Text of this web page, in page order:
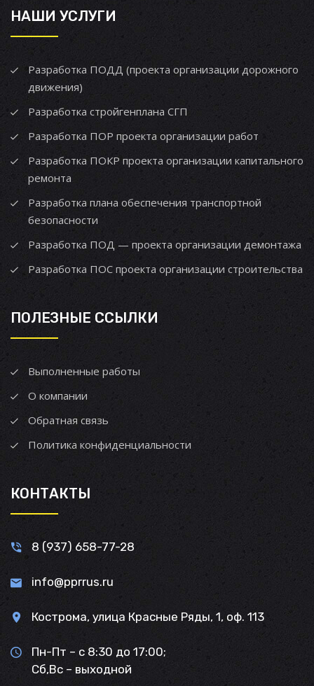
НАШИ УСЛУГИ
Разработка ПОДД (проекта организации дорожного
движения)
Разработка стройгенплана СГП
Разработка ПОР проекта организации работ
Разработка ПОКР проекта организации капитального
ремонта
Разработка плана обеспечения транспортной
безопасности
Разработка ПОД — проекта организации демонтажа
Разработка ПОС проекта организации строительства
ПОЛЕЗНЫЕ ССЫЛКИ
Выполненные работы
О компании
Обратная связь
Политика конфиденциальности
КОНТАКТЫ
8 (937) 658-77-28
info@pprrus.ru
Кострома, улица Красные Ряды, 1, оф. 113
Пн-Пт – с 8:30 до 17:00;
Сб,Вс – выходной